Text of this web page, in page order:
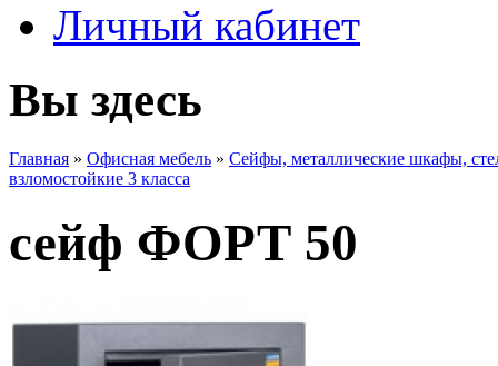
Личный кабинет
Вы здесь
Главная » Офисная мебель » Сейфы, металлические шкафы,
взломостойкие 3 класса
сейф ФОРТ 50